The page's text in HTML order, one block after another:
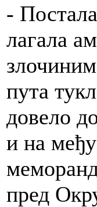
-
лагала
пута
довело
и на
пред